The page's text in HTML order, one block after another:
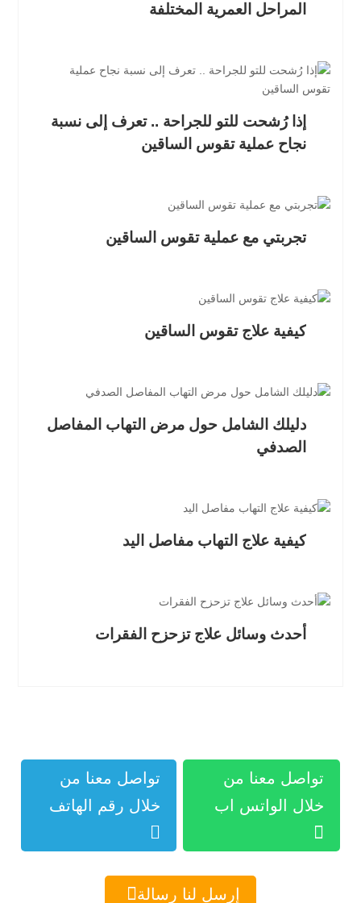
المراحل العمرية المختلفة
إذا رُشحت للتو للجراحة .. تعرف إلى نسبة
نجاح عملية تقوس الساقين
تجربتي مع عملية تقوس الساقين
كيفية علاج تقوس الساقين
دليلك الشامل حول مرض التهاب المفاصل
الصدفي
كيفية علاج التهاب مفاصل اليد
أحدث وسائل علاج تزحزح الفقرات
تواصل معنا من
خلال الواتس اب

تواصل معنا من
خلال رقم الهاتف

إرسل لنا رسالة